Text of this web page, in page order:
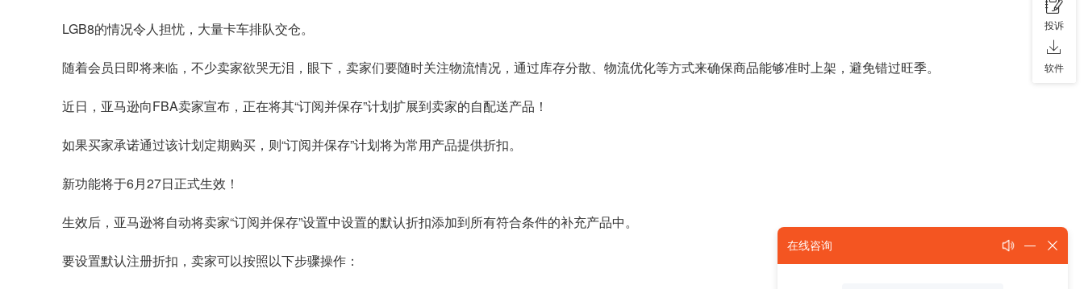
LGB8的情况令人担忧，大量卡车排队交仓。
随着会员日即将来临，不少卖家欲哭无泪，眼下，卖家们要随时关注物流情况，通过库存分散、物流优化等方式来确保商品能够准时上架，避免错过旺季。
近日，亚马逊向FBA卖家宣布，正在将其“订阅并保存”计划扩展到卖家的自配送产品 ！
如果买家承诺通过该计划定期购买，则“订阅并保存”计划将为常用产品提供折扣。
新功能将于6月27日正式生效！
生效后，亚马逊将自动将卖家“订阅并保存”设置中设置的默认折扣添加到所有符合条件的补充产品中。
要设置默认注册折扣，卖家可以按照以下步骤操作：
投诉
软件
在线咨询